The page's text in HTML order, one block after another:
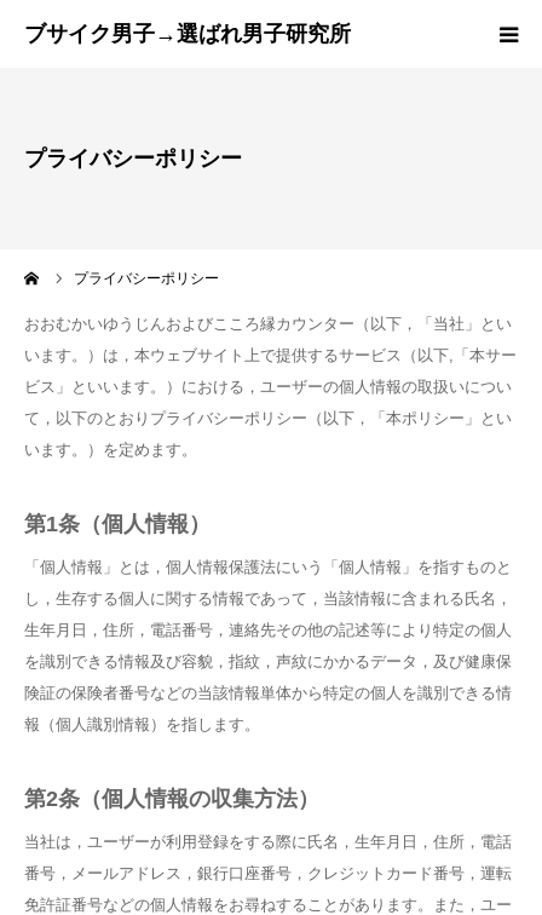
プライバシーポリシー
プライバシーポリシー
おおむかいゆうじんおよびこころ縁カウンター（以下，「当社」とい
います。）は，本ウェブサイト上で提供するサービス（以下,「本サー
ビス」といいます。）における，ユーザーの個人情報の取扱いについ
て，以下のとおりプライバシーポリシー（以下，「本ポリシー」とい
います。）を定めます。
第1条（個人情報）
「個人情報」とは，個人情報保護法にいう「個人情報」を指すものと
し，生存する個人に関する情報であって，当該情報に含まれる氏名，
生年月日，住所，電話番号，連絡先その他の記述等により特定の個人
を識別できる情報及び容貌，指紋，声紋にかかるデータ，及び健康保
険証の保険者番号などの当該情報単体から特定の個人を識別できる情
報（個人識別情報）を指します。
第2条（個人情報の収集方法）
当社は，ユーザーが利用登録をする際に氏名，生年月日，住所，電話
番号，メールアドレス，銀行口座番号，クレジットカード番号，運転
免許証番号などの個人情報をお尋ねすることがあります。また，ユー
『ブサ選研』とは？
プラン
ブログ